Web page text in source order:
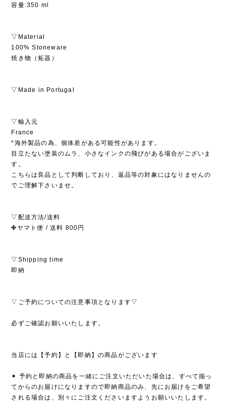
容量:350 ml
▽Material
100% Stoneware
焼き物（炻器）
▽Made in Portugal
▽輸入元
France
*海外製品の為、個体差がある可能性があります。
目立たない塗装のムラ、小さなインクの飛びがある場合がございま
す。
こちらは良品として判断しており、返品等の対象にはなりませんの
でご理解下さいませ。
▽配送方法/送料
✤ヤマト便 / 送料 800円
▽Shipping time
即納
▽ご予約についての注意事項となります▽
必ずご確認お願いいたします。
当店には【予約】と【即納】の商品がございます
✦ 予約と即納の商品を一緒にご注文いただいた場合は、すべて揃っ
てからのお届けになりますので即納商品のみ、先にお届けをご希望
される場合は、別々にご注文くださいますようお願いいたします。